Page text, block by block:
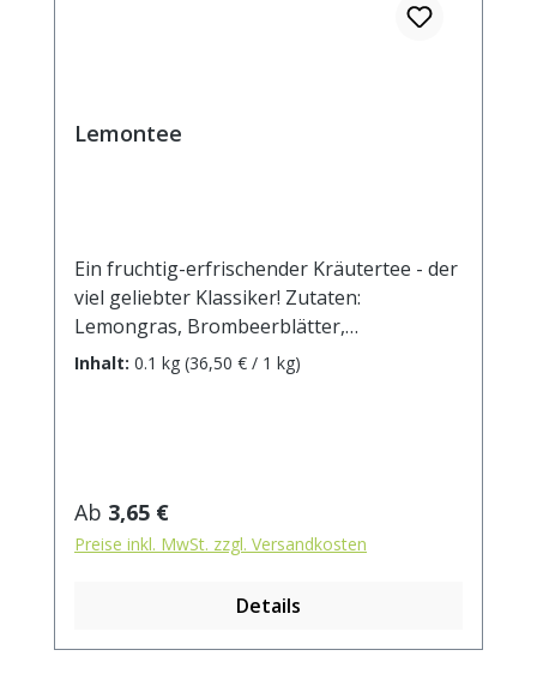
Lemontee
Ein fruchtig-erfrischender Kräutertee - der
viel geliebter Klassiker! Zutaten:
Lemongras, Brombeerblätter,
Verbenenblätter, Melisse, Malvenblüten
Inhalt: 0.1 kg (36,50 € / 1 kg)
Regulärer Preis:
Ab 3,65 €
Preise inkl. MwSt. zzgl. Versandkosten
Details